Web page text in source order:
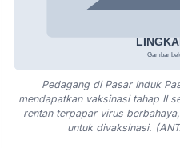
Pedagang di Pasar Induk
mendapatkan vaksinasi tahap II
rentan terpapar virus
untuk divaksinasi.